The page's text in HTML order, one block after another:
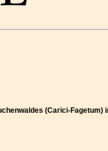
(Carici-Fagetum)